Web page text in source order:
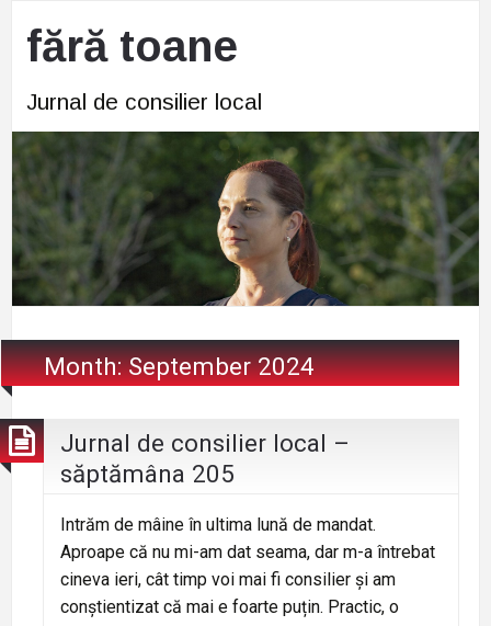
fără toane
Jurnal de consilier local
Month:September 2024
Jurnal de consilier local –
săptămâna 205
Intrăm de mâine în ultima lună de mandat.
Aproape că nu mi-am dat seama, dar m-a întrebat
cineva ieri, cât timp voi mai fi consilier și am
conștientizat că mai e foarte puțin. Practic, o